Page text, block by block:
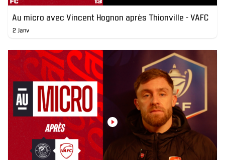
Au micro avec Vincent Hognon après Thionville - VAFC
2 Janv